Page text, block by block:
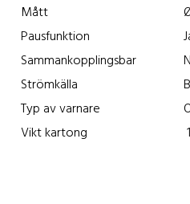
Mått
Pausfunktion
Sammankopplingsbar
Strömkälla
Typ av varnare
Vikt kartong